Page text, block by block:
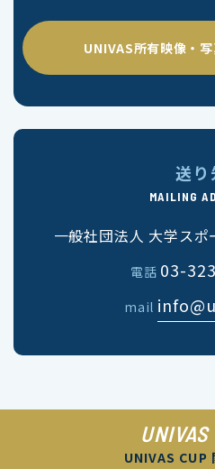
UNIVAS所有映像・
送り
MAILING
一般社団法人 大学ス
電話 03-
mail
UNIVAS
UNIVAS CUP